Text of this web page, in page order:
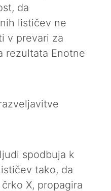
da
lističev ne
v prevari za
rezultata Enotne
spodbuja k
tako, da
X, propagira